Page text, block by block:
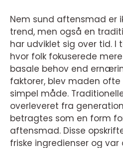
Nem sund aftensmad er
trend, men også en
har udviklet sig over tid. I
hvor folk fokuserede
basale behov end
faktorer, blev maden
simpel måde.
overleveret fra
betragtes som en form
aftensmad. Disse
friske ingredienser og